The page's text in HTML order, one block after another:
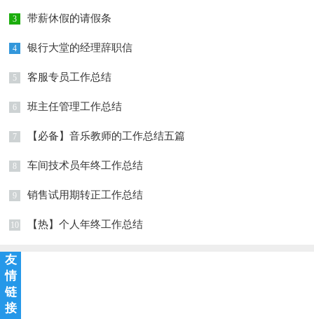
3 带薪休假的请假条
4 银行大堂的经理辞职信
5 客服专员工作总结
6 班主任管理工作总结
7 【必备】音乐教师的工作总结五篇
8 车间技术员年终工作总结
9 销售试用期转正工作总结
10 【热】个人年终工作总结
友
情
链
接